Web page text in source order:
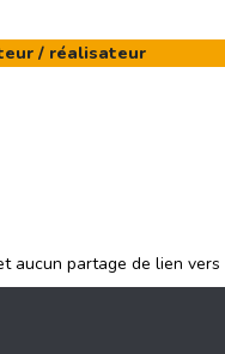
/ réalisateur
aucun partage de lien